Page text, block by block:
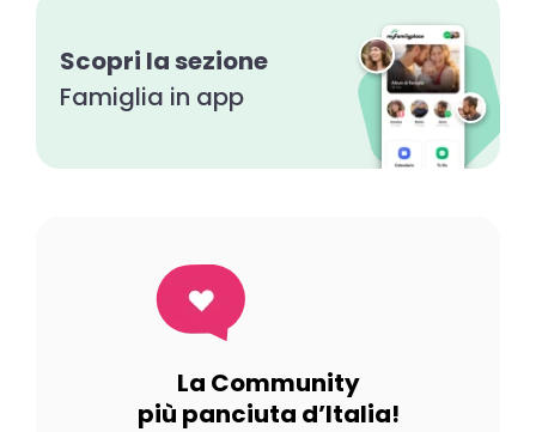
Scopri la sezione
Famiglia in app
La Community
più panciuta d’Italia!